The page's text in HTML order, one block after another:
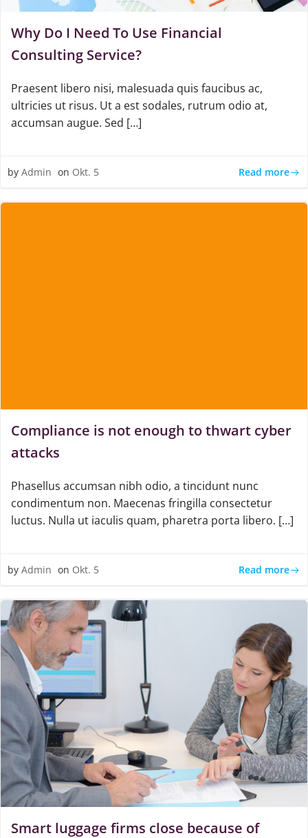
Why Do I Need To Use Financial
Consulting Service?
Praesent libero nisi, malesuada quis faucibus ac,
ultricies ut risus. Ut a est sodales, rutrum odio at,
accumsan augue. Sed […]
by Admin on Okt. 5 Read more
Compliance is not enough to thwart cyber
attacks
Phasellus accumsan nibh odio, a tincidunt nunc
condimentum non. Maecenas fringilla consectetur
luctus. Nulla ut iaculis quam, pharetra porta libero. […]
by Admin on Okt. 5 Read more
Smart luggage firms close because of